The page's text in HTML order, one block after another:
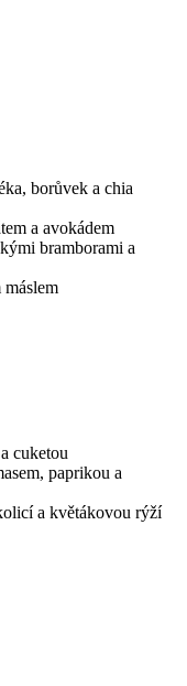
borůvek a chia
a avokádem
bramborami a
cuketou
paprikou a
a květákovou rýží